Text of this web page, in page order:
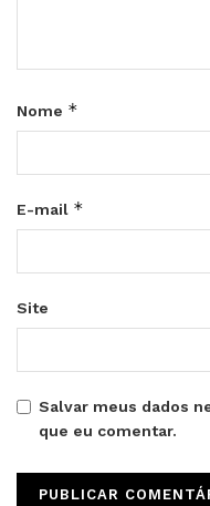
Nome *
E-mail *
Site
Salvar meus dados
que eu comentar.